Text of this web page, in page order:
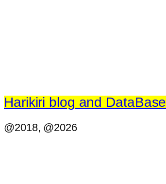
Harikiri blog and DataBase
@2018, @2026